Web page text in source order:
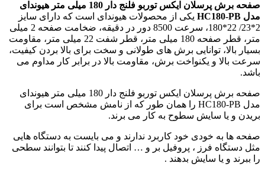
صفحه برش پرسلان ایکس توربو فلنج دار 180 میلی متر هیوندای
مدل HC180-PB
یکی از محصولات هیوندای است که دارای سایز
2*23/ 22*180، سرعت 8500 دور در دقیقه، ضخامت صفحه 2 میلی
متر، قطر صفحه 180 میلی متر، قطر شفت 22 میلی متر، مقاومت
بسیار بالا، توانایی برش های طولانی و سخت برای بالا بردن کیفیت،
سرعت بالا و یکنواخت برش، مقاومت بالا در برابر کار مداوم می
باشد.
صفحه برش پرسلان ایکس توربو فلنج دار 180 میلی متر هیوندای
مدل HC180-PB را همان طور که از نامش مشخص است برای
بریدن و یا سایش سطوح به کار می برند.
صفحه ها به خودی خود کاربرد ندارند و می بایست به دستگاه هایی
مثل دستگاه فرز ، پروفیل بر و … اتصال پیدا کنند تا بتوانند سطحی
را ببرند و یا سایش بدهند .